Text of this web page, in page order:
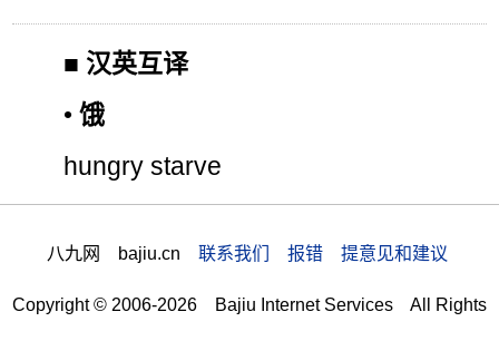
■ 汉英互译
•饿
hungry starve
八九网 bajiu.cn 联系我们 报错 提意见和建议
Copyright © 2006-2026 Bajiu Internet Services All Rights